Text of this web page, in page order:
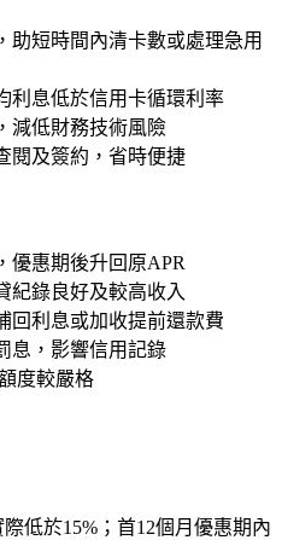
助短時間內清卡數或處理急用
利息低於信用卡循環利率
減低財務技術風險
閱及簽約，省時便捷
優惠期後升回原APR
紀錄良好及較高收入
回利息或加收提前還款費
息，影響信用記錄
度較嚴格
低於15%；首12個月優惠期內